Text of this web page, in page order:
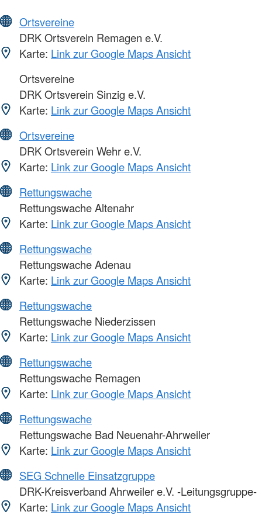
Ortsvereine
DRK Ortsverein Remagen e.V.
Karte: Link zur Google Maps Ansicht
Ortsvereine
DRK Ortsverein Sinzig e.V.
Karte: Link zur Google Maps Ansicht
Ortsvereine
DRK Ortsverein Wehr e.V.
Karte: Link zur Google Maps Ansicht
Rettungswache
Rettungswache Altenahr
Karte: Link zur Google Maps Ansicht
Rettungswache
Rettungswache Adenau
Karte: Link zur Google Maps Ansicht
Rettungswache
Rettungswache Niederzissen
Karte: Link zur Google Maps Ansicht
Rettungswache
Rettungswache Remagen
Karte: Link zur Google Maps Ansicht
Rettungswache
Rettungswache Bad Neuenahr-Ahrweiler
Karte: Link zur Google Maps Ansicht
SEG Schnelle Einsatzgruppe
DRK-Kreisverband Ahrweiler e.V. -Leitungsgruppe-
Karte: Link zur Google Maps Ansicht